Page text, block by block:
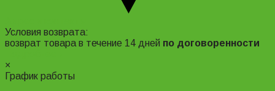
Условия возврата:
возврат товара в течение 14 дней по договоренности
×
График работы